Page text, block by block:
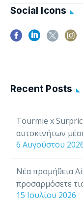
Social Icons
Recent Posts
Tourmie x
αυτοκινήτων
6 Αυγούστου
Νέα προμήθεια
προσαρμόσετε
15 Ιουλίου 2026